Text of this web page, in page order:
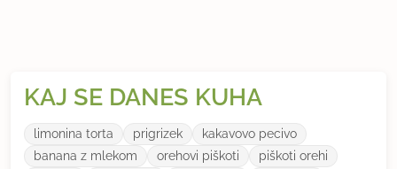
KAJ SE DANES KUHA
limonina torta prigrizek
kakavovo pecivo
banana z mlekom
orehovi piškoti
piškoti orehi